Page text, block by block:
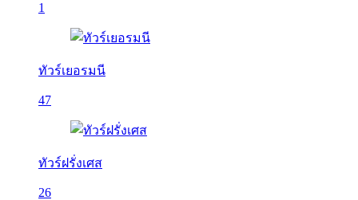
1
ทัวร์เยอรมนี
47
ทัวร์ฝรั่งเศส
26